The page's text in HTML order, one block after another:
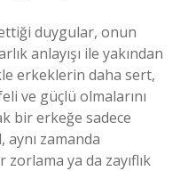
duygular, onun
anlayışı ile yakından
erkeklerin daha sert,
ve güçlü olmalarını
bir erkeğe sadece
zamanda
ya da zayıflık